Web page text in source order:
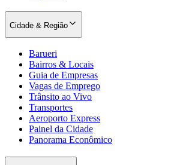
Palmeiras
Cidade & Região
Barueri
Bairros & Locais
Guia de Empresas
Vagas de Emprego
Trânsito ao Vivo
Transportes
Aeroporto Express
Painel da Cidade
Panorama Econômico